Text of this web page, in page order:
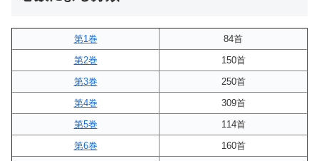
第1巻
84首
第2巻
150首
第3巻
250首
第4巻
309首
第5巻
114首
第6巻
160首